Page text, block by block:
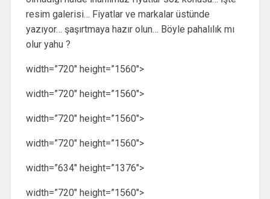
resim galerisi… Fiyatlar ve markalar üstünde
yazıyor… şaşırtmaya hazır olun… Böyle pahalılık mı
olur yahu ?
width=”720″ height=”1560″>
width=”720″ height=”1560″>
width=”720″ height=”1560″>
width=”720″ height=”1560″>
width=”634″ height=”1376″>
width=”720″ height=”1560″>